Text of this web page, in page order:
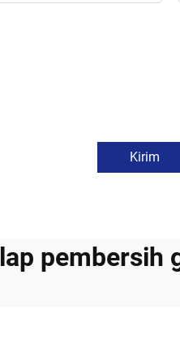
Kirim
lap pembersih